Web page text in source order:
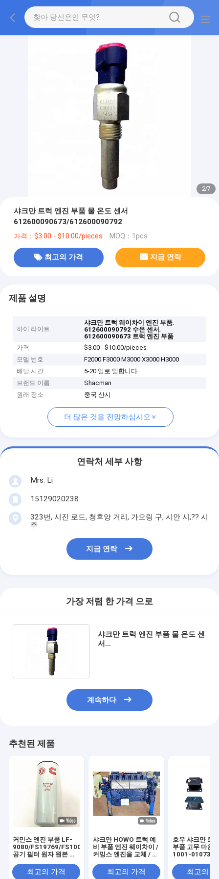
2/7
샤크만 트럭 엔진 부품 물 온도 센서
612600090673/612600090792
가격：$3.00 - $10.00/pieces MOQ：1pcs
최고의 가격 지금 연락
제품 설명
하이 라이트
샤크만 트럭 웨이차이 엔진 부품,
612600090792 수온 센서,
612600090673 트럭 엔진 부품
가격
$3.00 - $10.00/pieces
모델 번호
F2000 F3000 M3000 X3000 H3000
배달 시간
5-20 일로 일합니다
브랜드 이름
Shacman
원래 장소
중국 산시
더 많은 것을 전망하십시오
연락처 세부 사항
Mrs. Li
15129020238
323번, 시진 로드, 청후앙 거리, 가오링 구, 시안 시,?? 시
주
지금 연락
가장 저렴 한 가격 으로
샤크만 트럭 엔진 부품 물 온도 센
서
계속하다
추천된 제품
커민스 엔진 부품 LF-
9080/FS19769/FS1003/AS2474/WF2070
공기 필터 원자 원본 공
최고의 가격
샤크만 HOWO 트럭 예
비 부품 엔진 웨이차이 /
커밍스 엔진을 교체 / 공
위해
최고의 가격
호우 샤크만 트
부품 고무 마운
1001-01073
0003250896
0003250596
최고의